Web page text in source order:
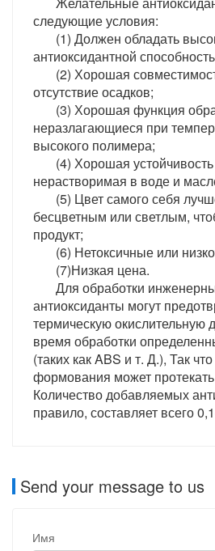
следующие условия:
(1) Должен обладать
антиоксидантной
(2) Хорошая
отсутствие осадков;
(3) Хорошая функция
неразлагающиеся при
высокого полимера;
(4) Хорошая устойчивость
нерастворимая в воде и
(5) Цвет самого себя
бесцветным или светлым,
продукт;
(6) Нетоксичные или
(7)Низкая цена.
Для обработки
антиоксиданты могут
термическую окислительную
время обработки
(таких как ABS и т. Д.), Так
формования может протекать
Количество добавляемых
правило, составляет всего
Send your message to us
Имя